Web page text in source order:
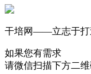
干培网——立志于打
如果您有需求
请微信扫描下方二